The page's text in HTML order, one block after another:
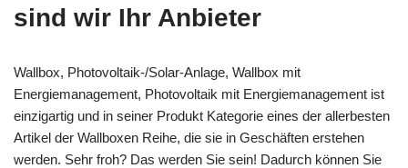
sind wir Ihr Anbieter
Wallbox, Photovoltaik-/Solar-Anlage, Wallbox mit
Energiemanagement, Photovoltaik mit Energiemanagement ist
einzigartig und in seiner Produkt Kategorie eines der allerbesten
Artikel der Wallboxen Reihe, die sie in Geschäften erstehen
werden. Sehr froh? Das werden Sie sein! Dadurch können Sie